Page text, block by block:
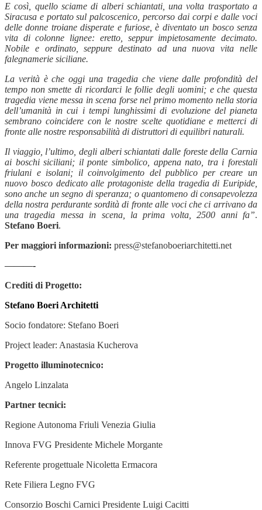
E così, quello sciame di alberi schiantati, una volta trasportato a
Siracusa e portato sul palcoscenico, percorso dai corpi e dalle voci
delle donne troiane disperate e furiose, è diventato un bosco senza
vita di colonne lignee: eretto, seppur impietosamente decimato.
Nobile e ordinato, seppure destinato ad una nuova vita nelle
falegnamerie siciliane.
La verità è che oggi una tragedia che viene dalle profondità del
tempo non smette di ricordarci le follie degli uomini; e che questa
tragedia viene messa in scena forse nel primo momento nella storia
dell’umanità in cui i tempi lunghissimi di evoluzione del pianeta
sembrano coincidere con le nostre scelte quotidiane e metterci di
fronte alle nostre responsabilità di distruttori di equilibri naturali.
Il viaggio, l’ultimo, degli alberi schiantati dalle foreste della Carnia
ai boschi siciliani; il ponte simbolico, appena nato, tra i forestali
friulani e isolani; il coinvolgimento del pubblico per creare un
nuovo bosco dedicato alle protagoniste della tragedia di Euripide,
sono anche un segno di speranza; o quantomeno di consapevolezza
della nostra perdurante sordità di fronte alle voci che ci arrivano da
una tragedia messa in scena, la prima volta, 2500 anni fa”.
Stefano Boeri.
Per maggiori informazioni: press@stefanoboeriarchitetti.net
———-
Crediti di Progetto:
Stefano Boeri Architetti
Socio fondatore: Stefano Boeri
Project leader: Anastasia Kucherova
Progetto illuminotecnico:
Angelo Linzalata
Partner tecnici:
Regione Autonoma Friuli Venezia Giulia
Innova FVG Presidente Michele Morgante
Referente progettuale Nicoletta Ermacora
Rete Filiera Legno FVG
Consorzio Boschi Carnici Presidente Luigi Cacitti